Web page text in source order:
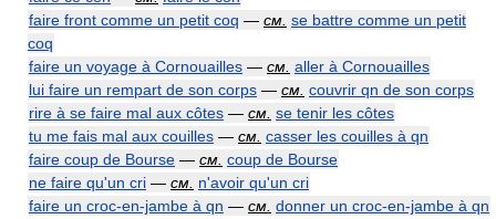
faire front comme un petit coq — см. se battre comme un petit
coq
faire un voyage à Cornouailles — см. aller à Cornouailles
lui faire un rempart de son corps — см. couvrir qn de son corps
rire à se faire mal aux côtes — см. se tenir les côtes
tu me fais mal aux couilles — см. casser les couilles à qn
faire coup de Bourse — см. coup de Bourse
ne faire qu'un cri — см. n'avoir qu'un cri
faire un croc-en-jambe à qn — см. donner un croc-en-jambe à qn